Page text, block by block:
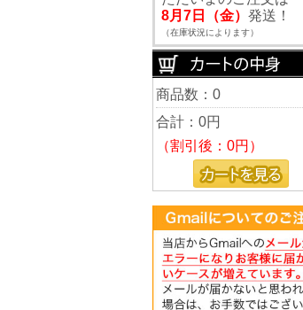
8月7日（金） 発送！
（在庫状況によります）
商品数：0
合計： 0円
（割引後：0円）